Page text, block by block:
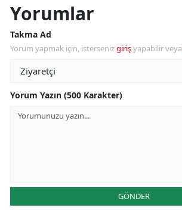
Yorumlar
Takma Ad
Yorum yapmak için, istersenizgirişyapabilir veya
Yorum Yazın (500 Karakter)
GÖNDER